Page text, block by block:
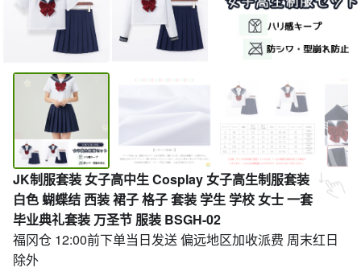
JK制服套装 女子高中生 Cosplay 女子高生制服套装
白色 蝴蝶结 西装 裙子 格子 套装 学生 学校 女士 一套
毕业典礼套装 万圣节 服装 BSGH-02
福冈仓 12:00前下单当日发送 偏远地区加收派费 周末红日
除外